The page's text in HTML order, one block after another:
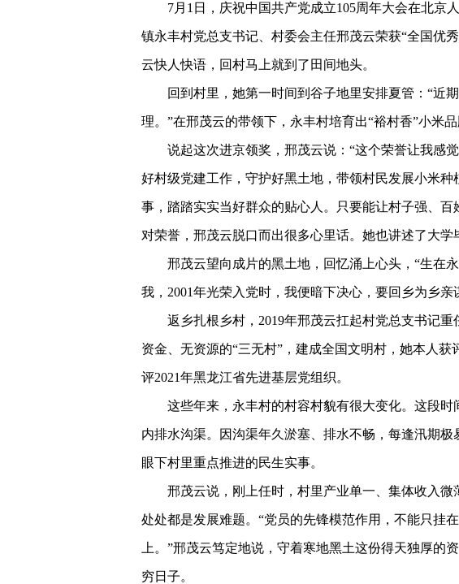
7月1日，庆祝中国共产党成立105周年大会在北京
镇永丰村党总支书记、村委会主任邢茂云荣获“全国优
云快人快语，回村马上就到了田间地头。
回到村里，她第一时间到谷子地里安排夏管：“近
理。”在邢茂云的带领下，永丰村培育出“裕村香”小米品
说起这次进京领奖，邢茂云说：“这个荣誉让我感
好村级党建工作，守护好黑土地，带领村民发展小米
事，踏踏实实当好群众的贴心人。只要能让村子强、
对荣誉，邢茂云脱口而出很多心里话。她也讲述了大学
邢茂云望向成片的黑土地，回忆涌上心头，“生在
我，2001年光荣入党时，我便暗下决心，要回乡为乡亲
返乡扎根乡村，2019年邢茂云扛起村党总支书记
资金、无资源的“三无村”，建成全国文明村，她本人
评2021年黑龙江省先进基层党组织。
这些年来，永丰村的村容村貌有很大变化。这段
内排水沟渠。因沟渠年久淤塞、排水不畅，每逢汛期
眼下村里重点推进的民生实事。
邢茂云说，刚上任时，村里产业单一、集体收入微
处处都是发展难题。“党员的先锋模范作用，不能只挂
上。”邢茂云笃定地说，守着寒地黑土这份得天独厚的
穷日子。